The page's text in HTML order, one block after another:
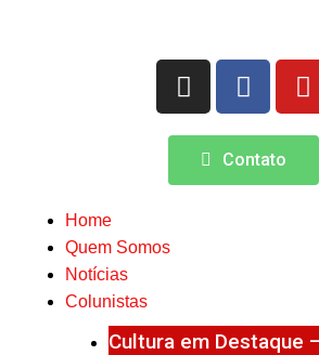
Contato
Home
Quem Somos
Notícias
Colunistas
Cultura em Destaque